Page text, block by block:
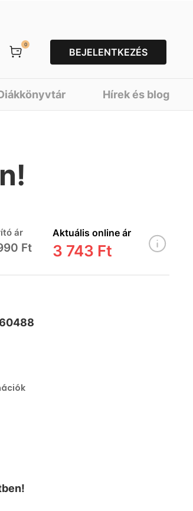
0
BEJELENTKEZÉS
Hírek és blog
ár
Ft
Aktuális online ár
3 743 Ft